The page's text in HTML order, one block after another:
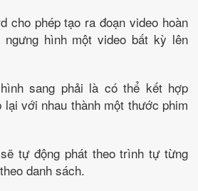
cho phép tạo ra đoạn video hoàn
hình một video bất kỳ lên
sang phải là có thể kết hợp
lại với nhau thành một thước phim
tự động phát theo trình tự từng
danh sách.